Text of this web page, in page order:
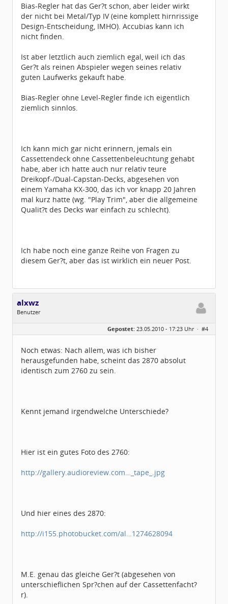
Bias-Regler hat das Ger?t schon, aber leider wirkt
der nicht bei Metal/Typ IV (eine komplett hirnrissige
Design-Entscheidung, IMHO). Accubias kann ich
nicht finden.
Ist aber letztlich auch ziemlich egal, weil ich das
Ger?t als reinen Abspieler wegen seines relativ
guten Laufwerks gekauft habe.
Bias-Regler ohne Level-Regler finde ich eigentlich
ziemlich sinnlos.
Ich kann mich gar nicht erinnern, jemals ein
Cassettendeck ohne Cassettenbeleuchtung gehabt
habe, aber ich hatte auch nur relativ teure
Dreikopf-/Dual-Capstan-Decks, abgesehen von
einem Yamaha KX-300, das ich vor knapp 20 Jahren
mal kurz hatte (wg. "Play Trim", aber die allgemeine
Qualit?t des Decks war einfach zu schlecht).
Ich habe noch eine ganze Reihe von Fragen zu
diesem Ger?t, aber das ist wirklich ein neuer Post.
alxwz
Benutzer
Dabei seit:
04 / 2010
Gepostet: 23.05.2010 - 17:23 Uhr · #4
Noch etwas: Nach allem, was ich bisher
herausgefunden habe, scheint das 2870 absolut
identisch zum 2760 zu sein.
Kennt jemand irgendwelche Unterschiede?
Hier ist ein gutes Foto des 2760:
http://gallery.audioreview.com…_tape_.jpg
Und hier eines des 2870:
http://i155.photobucket.com/al…1274628094
M.E. genau das gleiche Ger?t (abgesehen von
unterschieflichen Spr?chen auf der Cassettenfacht?
r).